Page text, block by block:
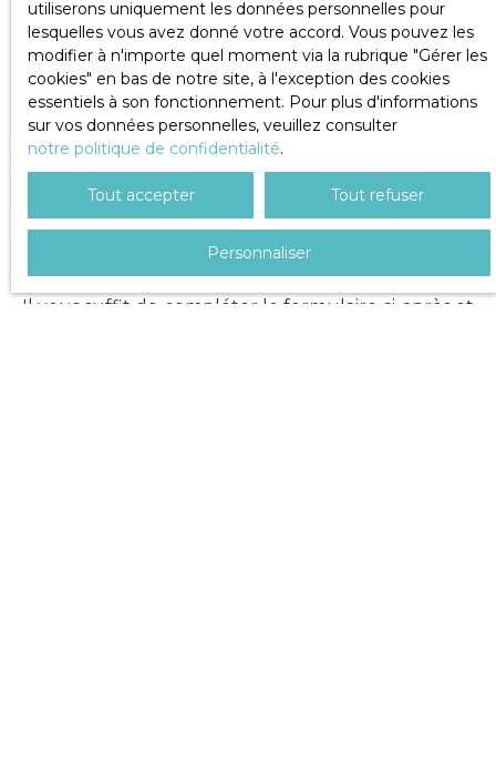
Vous recherchez un bien à l'achat, vous êtes
vendeurs, ou propriétaire bailleur, vous avez
besoin de prendre conseils auprès de vrais
professionnels de l'immobilier, et finaliser ainsi
Nous nous ferons un plaisir de vous accompagner
Il vous suffit de compléter le formulaire ci-après et
utiliserons uniquement les données personnelles pour
lesquelles vous avez donné votre accord. Vous pouvez les
modifier à n'importe quel moment via la rubrique ″Gérer les
cookies″ en bas de notre site, à l'exception des cookies
essentiels à son fonctionnement. Pour plus d'informations
sur vos données personnelles, veuillez consulter
notre politique de confidentialité.
Tout accepter Tout refuser
Personnaliser